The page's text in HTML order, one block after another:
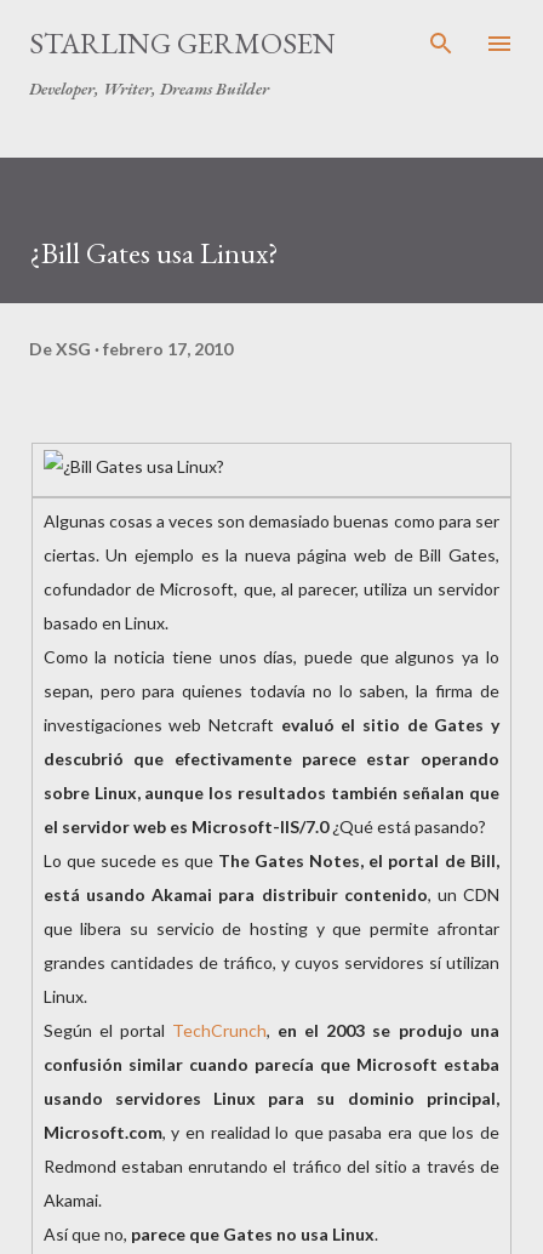
Ir al contenido principal
STARLING GERMOSEN
Developer, Writer, Dreams Builder
¿Bill Gates usa Linux?
DeXSG febrero 17, 2010
Algunas cosas a veces son demasiado buenas como para ser
ciertas. Un ejemplo es la nueva página web de Bill Gates,
cofundador de Microsoft, que, al parecer, utiliza un servidor
basado en Linux.
Como la noticia tiene unos días, puede que algunos ya lo
sepan, pero para quienes todavía no lo saben, la firma de
investigaciones web Netcraft evaluó el sitio de Gates y
descubrió que efectivamente parece estar operando
sobre Linux, aunque los resultados también señalan que
el servidor web es Microsoft-IIS/7.0¿Qué está pasando?
Lo que sucede es que The Gates Notes, el portal de Bill,
está usando Akamai para distribuir contenido, un CDN
que libera su servicio de hosting y que permite afrontar
grandes cantidades de tráfico, y cuyos servidores sí utilizan
Linux.
Según el portal TechCrunch, en el 2003 se produjo una
confusión similar cuando parecía que Microsoft estaba
usando servidores Linux para su dominio principal,
Microsoft.com, y en realidad lo que pasaba era que los de
Redmond estaban enrutando el tráfico del sitio a través de
Akamai.
Así que no, parece que Gates no usa Linux.